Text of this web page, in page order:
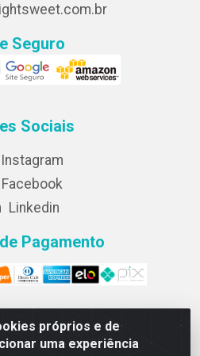
próprios e de
uma experiência
Seguro
Sociais
Instagram
Facebook
Linkedin
Pagamento
de Alimentos LTDA - CNPJ